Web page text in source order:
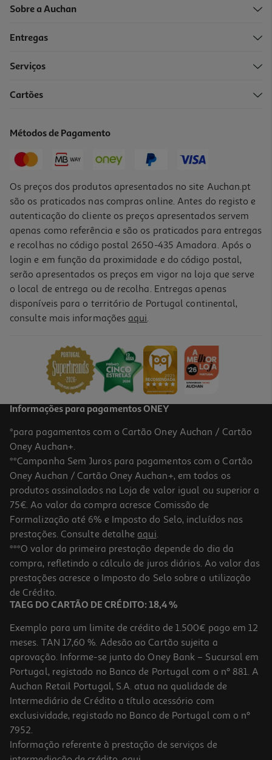
Mala De Viagem Flexível Airport Azul 8 Rodas 50x75x30cm
74,99 €
Mala De Viagem Flexível Airport Azul 8 Rodas 45x65x26cm
64.99 €/un
64,99 €
Sobre a Auchan
Entregas
Serviços
Cartões
Métodos de Pagamento
Os preços dos produtos apresentados no site Auchan.pt
são os praticados nas compras online. Antes do registo e
autenticação do cliente os preços apresentados servem
apenas como referência e são os praticados para entregas
e recolhas no código postal 2650-435 Amadora. Após o
login e em função da proximidade e do código postal,
serão apresentados os preços em vigor na loja que serve
o local de entrega ou de recolha. Entregas apenas
disponíveis para o território de Portugal continental,
consulte mais informações aqui.
Informações para pagamentos ONEY
*para pagamentos com o Cartão Oney Auchan / Cartão
Oney Auchan+.
**Campanha Sem Juros para pagamentos com o Cartão
Oney Auchan / Cartão Oney Auchan+, em todos os
produtos assinalados na Loja de valor igual ou superior a
75€. Ao valor da compra acresce Comissão de
Formalização até 6% e Imposto do Selo, incluídos nas
prestações. Consulte detalhe aqui.
***O valor da primeira prestação depende do dia da
compra, refletindo o cálculo de juros diários. Ao valor das
prestações acresce o Imposto do Selo sobre a utilização
de Crédito.
TAEG DO CARTÃO DE CRÉDITO: 18,4 %
Exemplo para um limite de crédito de 1.500€ pago em 12
meses. TAN 17,60 %. Adesão ao Cartão sujeita a
aprovação. Informe-se junto do Oney Bank – Sucursal em
Portugal, registado no Banco de Portugal com o nº 881. A
Auchan Retail Portugal, S.A. atua na qualidade de
Intermediário de Crédito a título acessório com
exclusividade, registado no Banco de Portugal com o nº
7952.
Informação referente à prestação de serviços de